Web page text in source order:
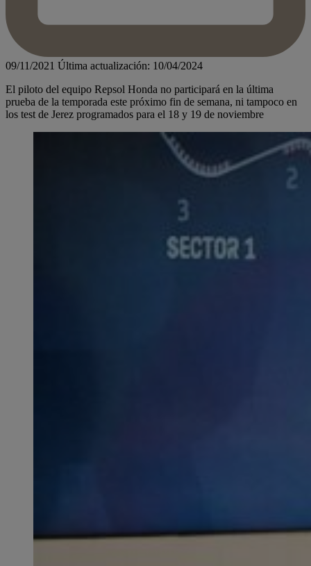
09/11/2021 Última actualización: 10/04/2024
El piloto del equipo Repsol Honda no participará en la última
prueba de la temporada este próximo fin de semana, ni tampoco en
los test de Jerez programados para el 18 y 19 de noviembre